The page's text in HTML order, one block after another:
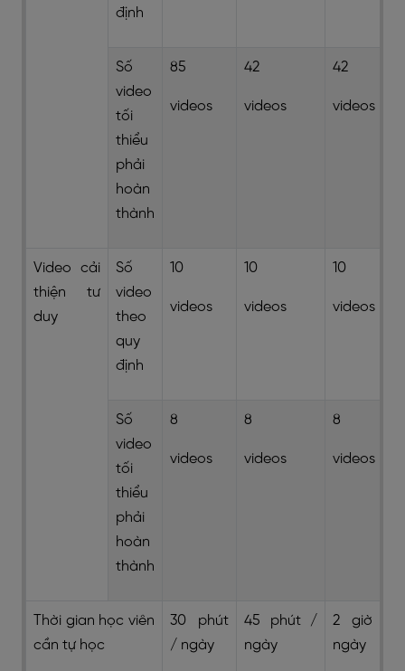
định
Số
video
tối
thiểu
phải
hoàn
thành
85
videos
42
videos
42
videos
Video cải
thiện tư
duy
Số
video
theo
quy
định
10
videos
10
videos
10
videos
Số
video
tối
thiểu
phải
hoàn
thành
8
videos
8
videos
8
videos
Thời gian học viên
cần tự học
30 phút
/ ngày
45 phút /
ngày
2 giờ /
ngày